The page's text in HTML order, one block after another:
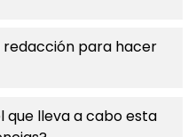
para hacer
que lleva a cabo esta